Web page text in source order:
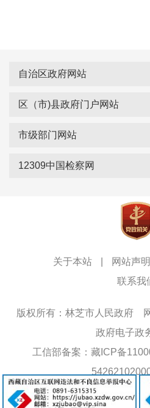
自治区政府网站
区（市)县政府门户网站
市级部门网站
12309中国检察网
关于本站 网站声明
联系我
版权所有：林芝市人民政府
政府电子政
工信部备案：藏ICP备
网站标识码：